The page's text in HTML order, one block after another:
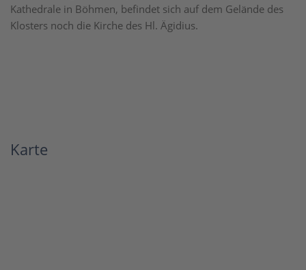
Kathedrale in Böhmen, befindet sich auf dem Gelände des
Klosters noch die Kirche des Hl. Ägidius.
Karte